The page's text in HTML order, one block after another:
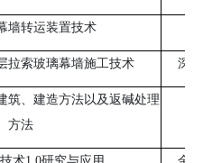
墙转运装置技术
拉索玻璃幕墙施工技术 深
筑、建造方法以及返碱处理
方法